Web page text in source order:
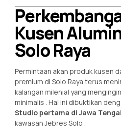
Kusen
Solo Raya
Permintaan akan produk kusen
premium di Solo Raya terus
kalangan milenial yang
minimalis . Hal ini dibuktikan
Studio pertama di Jawa
kawasan Jebres Solo .